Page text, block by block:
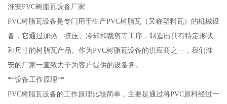
淮安PVC树脂瓦设备厂家
PVC树脂瓦设备是专门用于生产PVC树脂瓦（又称塑料瓦）的机械设
备，它通过加热、挤压、冷却和裁剪等工序，制造出具有特定形状
和尺寸的树脂瓦产品。作为PVC树脂瓦设备的供应商之一，我们淮
安的厂家一直致力于为客户提供的设备务。
**设备工作原理**
PVC树脂瓦设备的工作原理比较简单，主要是通过将PVC原料经过一